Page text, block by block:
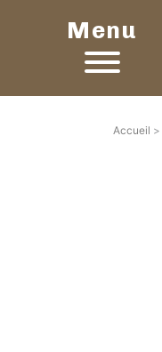
Menu
Accueil >